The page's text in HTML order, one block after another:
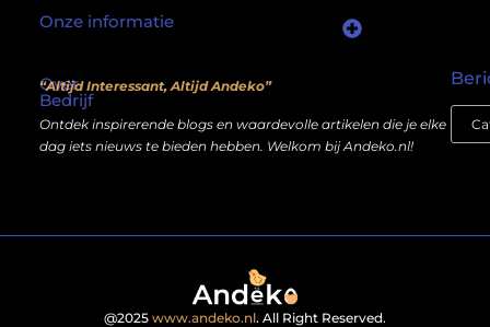
Over
Bedrijf
“Altijd Interessant, Altijd Andeko”
Ontdek inspirerende blogs en waardevolle artikelen die je elke
dag iets nieuws te bieden hebben. Welkom bij Andeko.nl!
Onze informatie
@2025 www.andeko.nl. All Right Reserved.